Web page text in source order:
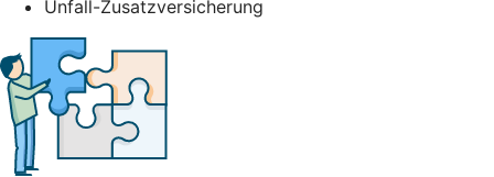
Unfall-Zusatzversicherung